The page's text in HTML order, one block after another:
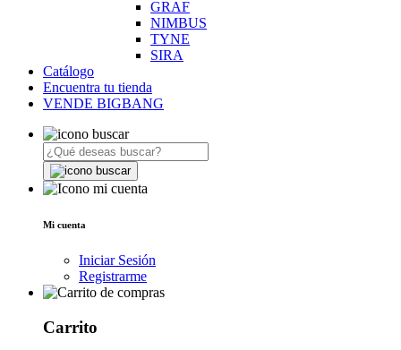
GRAF
NIMBUS
TYNE
SIRA
Catálogo
Encuentra tu tienda
VENDE BIGBANG
Mi cuenta
Iniciar Sesión
Registrarme
Carrito